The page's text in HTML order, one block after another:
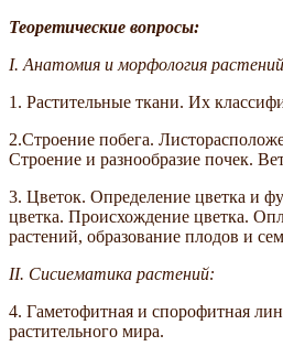
Теоретические вопросы:
I. Анатомия и морфология
1. Растительные ткани. Их
2.Строение побега.
Строение и разнообразие почек.
3. Цветок. Определение цветка и
цветка. Происхождение цветка.
растений, образование плодов и
II. Сисиематика растений:
4. Гаметофитная и спорофитная
растительного мира.